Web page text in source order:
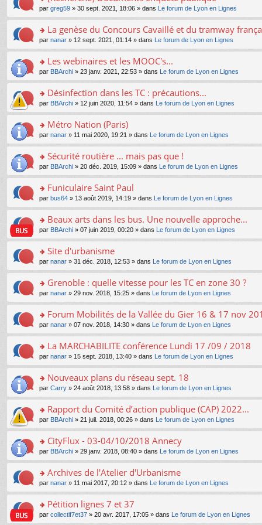
ré
c
e
nt
pl
u
s
ré
c
e
nt
n
le
pl
u
s
ré
c
e
nt
a
g
e
n
n
le
pl
u
s
ré
c
e
nt
e
s
a
g
e
n
n
le
pl
u
s
ré
c
e
nt
ult
er
le
m
e
s
a
g
e
n
n
le
pl
u
s
ré
c
e
nt
o
n
s
ult
er
le
m
e
s
a
g
e
n
n
le
pl
u
s
ré
c
e
nt
par greg59 » 30 sept. 2021, 18:06 » dans Le forum de Lyon en Lignes
o
n
s
ult
er
le
m
e
s
a
g
e
n
n
le
pl
u
s
ré
c
e
nt
La genèse du Concours Cavaillé et du tramway
par nanar » 12 sept. 2021, 01:14 » dans Le forum de Lyon en Lignes
o
n
s
ult
er
le
m
e
s
a
g
e
n
n
le
pl
u
s
ré
c
e
nt
Les webinaires et les MOOC's...
par BBArchi » 23 janv. 2021, 22:53 » dans Le forum de Lyon en Lignes
o
n
s
ult
er
le
m
e
s
a
g
e
n
n
le
pl
u
s
ré
c
e
nt
Désinfection dans les TC : précautions...
par BBArchi » 12 juin 2020, 11:54 » dans Le forum de Lyon en Lignes
o
n
s
ult
er
le
m
e
s
a
g
e
n
n
le
pl
u
s
ré
c
e
nt
Métro Nation (Paris)
par nanar » 11 mai 2020, 19:21 » dans Le forum de Lyon en Lignes
o
n
s
ult
er
le
m
e
s
a
g
e
n
n
le
pl
u
s
ré
c
e
nt
Sécurité routière ... mais pas que !
par BBArchi » 20 déc. 2019, 15:09 » dans Le forum de Lyon en Lignes
o
n
s
ult
er
le
m
e
s
a
g
e
n
n
le
pl
u
s
ré
c
e
nt
Funiculaire Saint Paul
par bus64 » 13 août 2019, 14:19 » dans Le forum de Lyon en Lignes
o
n
s
ult
er
le
m
e
s
a
g
e
n
n
le
pl
u
s
ré
c
e
nt
Beaux arts dans les bus. Une nouvelle approche...
par BBArchi » 07 juin 2019, 00:20 » dans Le forum de Lyon en Lignes
o
n
s
ult
er
le
m
e
s
a
g
e
n
n
le
pl
u
s
ré
c
e
nt
Site d'urbanisme
par nanar » 31 déc. 2018, 12:53 » dans Le forum de Lyon en Lignes
o
n
s
ult
er
le
m
e
s
a
g
e
n
n
le
pl
u
s
ré
c
e
nt
Grenoble : quelle vitesse pour les TC en zone 30 ?
par nanar » 29 nov. 2018, 15:25 » dans Le forum de Lyon en Lignes
o
n
s
ult
er
le
m
e
s
a
g
e
n
n
le
pl
u
s
ré
c
Forum Mobilités de la Vallée du Gier 16 & 17 nov
par nanar » 07 nov. 2018, 14:30 » dans Le forum de Lyon en Lignes
o
n
s
ult
er
le
m
e
s
a
g
e
n
n
le
pl
u
La MARCHABILITE conférence Lundi 17 /09 / 2018
par nanar » 15 sept. 2018, 13:40 » dans Le forum de Lyon en Lignes
o
n
s
ult
er
le
m
e
s
a
g
e
n
n
Nouveaux plans du réseau sept. 18
par Carry » 24 août 2018, 13:58 » dans Le forum de Lyon en Lignes
o
n
s
ult
er
le
m
e
s
a
g
Rapport du Comité d’action publique (CAP) 2022...
par BBArchi » 21 juil. 2018, 00:26 » dans Le forum de Lyon en Lignes
o
n
s
ult
er
le
m
e
s
CityFlux - 03-04/10/2018 Annecy
par BBArchi » 29 janv. 2018, 08:40 » dans Le forum de Lyon en Lignes
o
n
s
ult
er
Archives de l'Atelier d'Urbanisme
par nanar » 11 mai 2017, 20:12 » dans Le forum de Lyon en Lignes
o
n
Pétition lignes 7 et 37
par collectif7et37 » 20 avr. 2017, 17:05 » dans Le forum de Lyon en Lignes